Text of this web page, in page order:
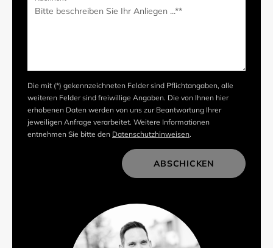
Die mit (*) gekennzeichneten Felder sind Pflichtangaben, alle
weiteren Felder sind freiwillige Angaben. Die von Ihnen hier
erhobenen Daten werden von uns zur Beantwortung Ihrer
jeweiligen Anfrage verarbeitet. Weitere Informationen
entnehmen Sie bitte den Datenschutzhinweisen.
ABSCHICKEN